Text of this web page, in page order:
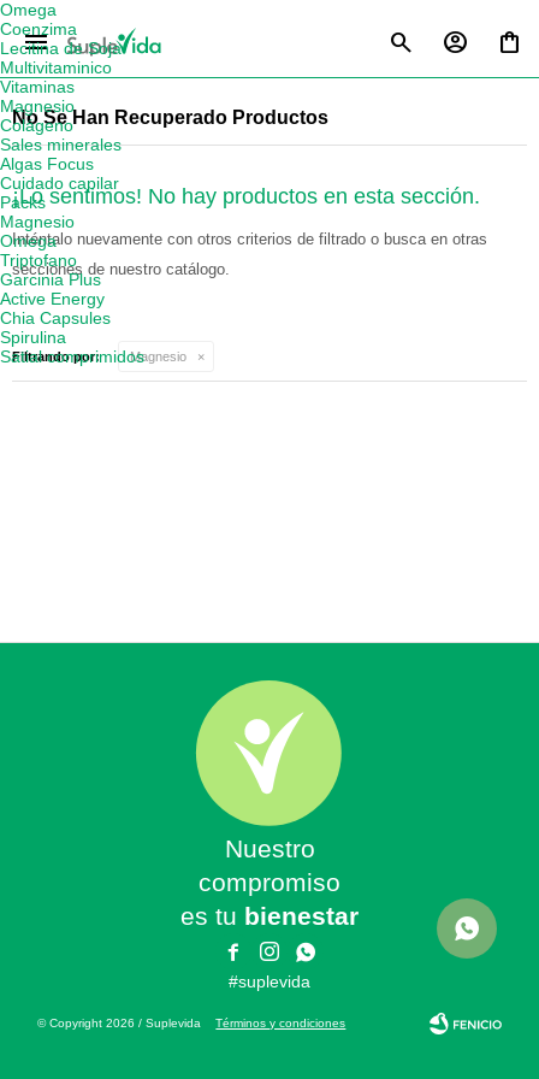
menu
No Se Han Recuperado Productos
¡Lo sentimos! No hay productos en esta sección.
Inténtalo nuevamente con otros criterios de filtrado o busca en otras
secciones de nuestro catálogo.
Filtrando por: Magnesio
Omega
Coenzima
Lecitina de Soja
Multivitaminico
Vitaminas
Magnesio
Colágeno
Sales minerales
Algas Focus
Cuidado capilar
Packs
Magnesio
Omega
Triptofano
Garcinia Plus
Active Energy
Chia Capsules
Spirulina
Satial comprimidos
Nuestro
compromiso
es tu bienestar
 

#suplevida
© Copyright 2026 / SuplevidaTérminos y condiciones